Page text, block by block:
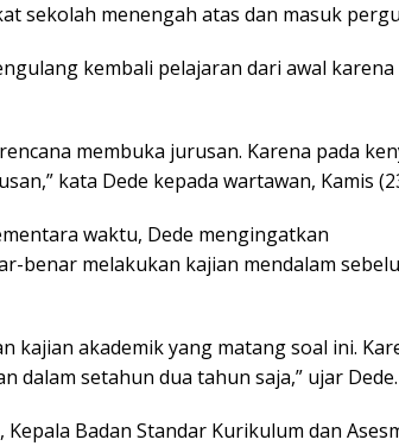
sekolah menengah atas dan masuk
kembali pelajaran dari awal
membuka jurusan. Karena pada
kata Dede kepada wartawan, Kamis
waktu, Dede mengingatkan
benar melakukan kajian mendalam
kajian akademik yang matang soal ini.
dalam setahun dua tahun saja,” ujar Dede.
Badan Standar Kurikulum dan